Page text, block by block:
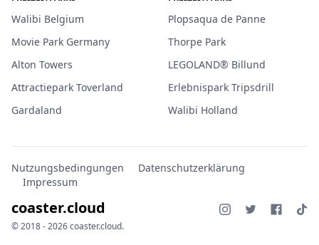
Walibi Belgium
Movie Park Germany
Alton Towers
Attractiepark Toverland
Gardaland
Plopsaqua de Panne
Thorpe Park
LEGOLAND® Billund
Erlebnispark Tripsdrill
Walibi Holland
Nutzungsbedingungen
Datenschutzerklärung
Impressum
coaster.cloud
© 2018 - 2026 coaster.cloud.